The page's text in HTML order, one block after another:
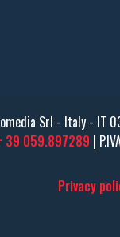
Srl - Italy - IT
39 059.897289 |
Privacy